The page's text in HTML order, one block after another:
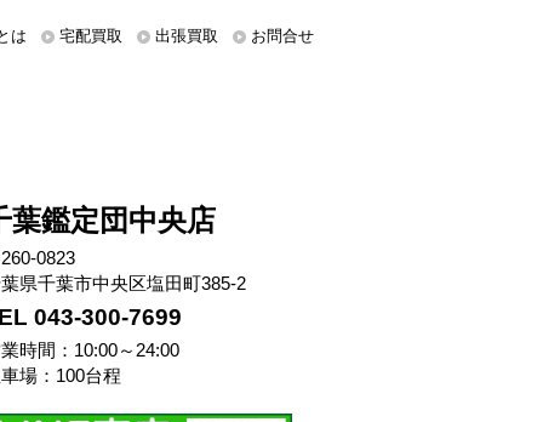
は 宅配買取 出張買取 お問合せ
葉鑑定団中央店
0823
県千葉市中央区塩田町385-2
043-300-7699
時間：10:00～24:00
場：100台程